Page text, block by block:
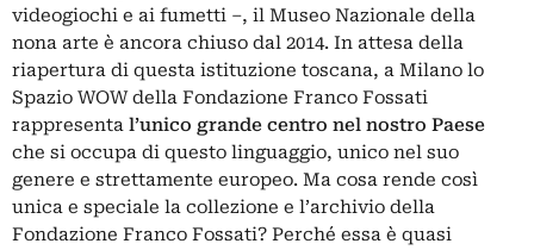
videogiochi e ai fumetti –, il Museo Nazionale della
nona arte è ancora chiuso dal 2014. In attesa della
riapertura di questa istituzione toscana, a Milano lo
Spazio WOW della Fondazione Franco Fossati
rappresenta l’unico grande centro nel nostro Paese
che si occupa di questo linguaggio, unico nel suo
genere e strettamente europeo. Ma cosa rende così
unica e speciale la collezione e l’archivio della
Fondazione Franco Fossati? Perché essa è quasi